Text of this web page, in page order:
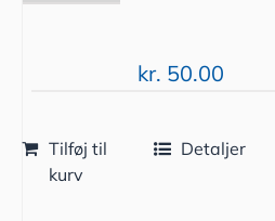
kr. 50.00
Tilføj til
kurv
Detaljer